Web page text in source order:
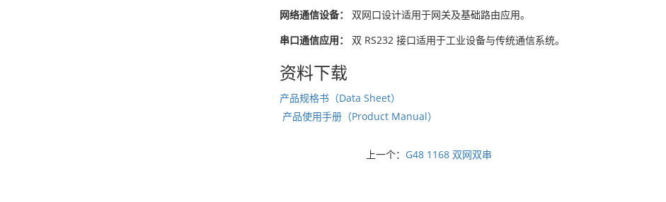
网络通信设备：
双网口设计适用于网关及基础路由应用。
串口通信应用：
双 RS232 接口适用于工业设备与传统通信系统。
资料下载
产品规格书（Data Sheet）
产品使用手册（Product Manual）
上一个： G48 1168 双网双串